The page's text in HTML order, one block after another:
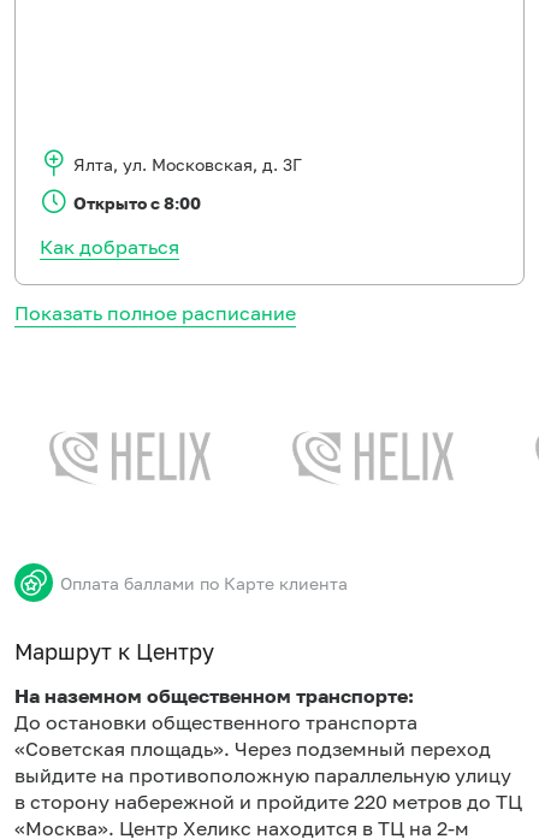
Показать полное расписание
Оплата баллами по Карте клиента
Маршрут к Центру
На наземном общественном транспорте:
До остановки общественного транспорта
«Советская площадь». Через подземный переход
выйдите на противоположную параллельную улицу
в сторону набережной и пройдите 220 метров до ТЦ
«Москва». Центр Хеликс находится в ТЦ на 2-м
Ялта, ул. Московская, д. 3Г
Открыто с 8:00
Как добраться